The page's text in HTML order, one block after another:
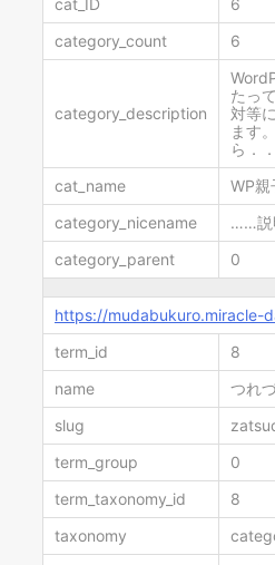
category_count
6
category_description
たっ
対等
ます
ら．
cat_name
WP
category_nicename
……説
category_parent
0
https://mudabukuro.miracle-
term_id
8
name
つれ
slug
term_group
0
term_taxonomy_id
8
taxonomy